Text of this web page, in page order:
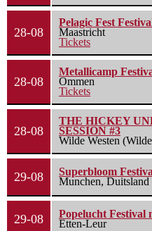
28-08
Pelagic Fest
Maastricht
Tickets
28-08
Metallicamp
Ommen
Tickets
28-08
THE HICKEY
SESSION #3
Wilde Westen
29-08
Superbloom
Munchen, Duitsland
29-08
Popelucht Festival
Etten-Leur